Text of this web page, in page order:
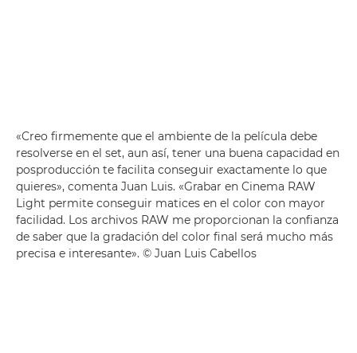
«Creo firmemente que el ambiente de la película debe
resolverse en el set, aun así, tener una buena capacidad en
posproducción te facilita conseguir exactamente lo que
quieres», comenta Juan Luis. «Grabar en Cinema RAW
Light permite conseguir matices en el color con mayor
facilidad. Los archivos RAW me proporcionan la confianza
de saber que la gradación del color final será mucho más
precisa e interesante». © Juan Luis Cabellos